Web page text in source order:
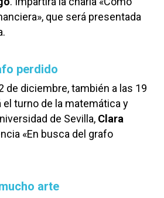
que será presentada
perdido
de diciembre, también a las 19
el turno de la matemática y
de Sevilla, Clara
«En busca del grafo
arte